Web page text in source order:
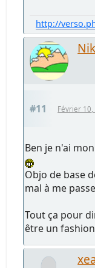
http://
#11 Février
Ben je n'ai
Objo de base
mal à me
Tout ça pour
être un